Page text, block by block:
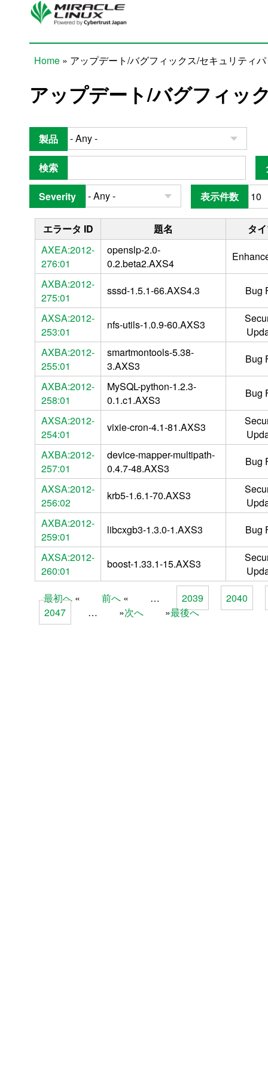
Skip to main content
Home » アップデート/バグフィックス/セキュリティ
アップデート/バグフィッ
製品
検索
Severity 表示件数
エラータ ID 題名
タ
AXEA:2012-
276:01
openslp-2.0-
0.2.beta2.AXS4
AXBA:2012-
275:01
sssd-1.5.1-66.AXS4.3
Bug
AXSA:2012-
253:01
nfs-utils-1.0.9-60.AXS3
AXBA:2012-
255:01
smartmontools-5.38-
3.AXS3
Bug
AXBA:2012-
258:01
MySQL-python-1.2.3-
0.1.c1.AXS3
Bug
AXSA:2012-
254:01
vixie-cron-4.1-81.AXS3
AXBA:2012-
257:01
device-mapper-multipath-
0.4.7-48.AXS3
Bug
AXSA:2012-
256:02
krb5-1.6.1-70.AXS3
AXBA:2012-
259:01
libcxgb3-1.3.0-1.AXS3
Bug
AXSA:2012-
260:01
boost-1.33.1-15.AXS3
Pages
最初へ 前へ … 2039
2040
2047
… 次へ 最後へ